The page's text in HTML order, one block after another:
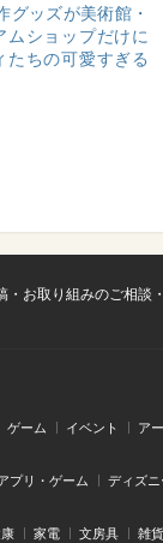
グッズが美術館・
ムショップだけに
たちの可愛すぎる
・お取り組みのご相談
ゲーム イベント ア
プリ・ゲーム ディズニ
家電 文房具 雑貨